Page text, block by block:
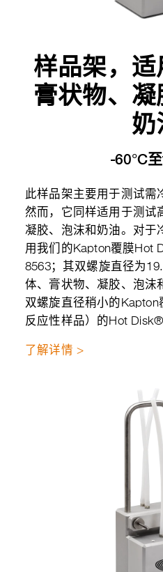
样品架，适
膏状物、凝
奶
-60°C
此样品架主要用于测试需
然而，它同样适用于测试
凝胶、泡沫和奶油。对于
用我们的Kapton覆膜Hot
8563；其双螺旋直径为
体、膏状物、凝胶、泡沫
双螺旋直径稍小的Kapton
反应性样品）的Hot Disk®
了解详情 >